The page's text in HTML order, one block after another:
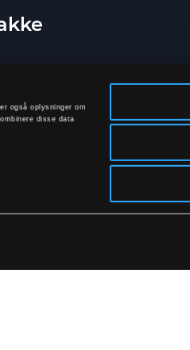
også oplysninger om
disse data